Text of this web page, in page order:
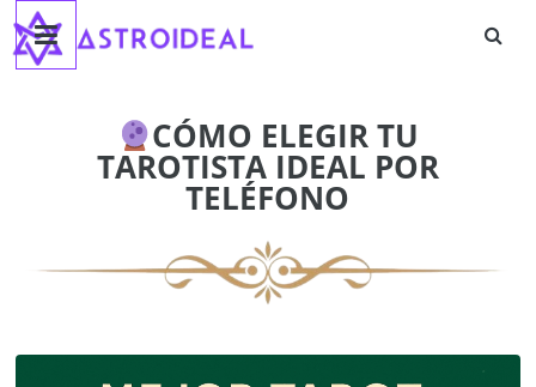
Saltar
contenido
Astroideal
CÓMO ELEGIR TU
TAROTISTA IDEAL POR
TELÉFONO